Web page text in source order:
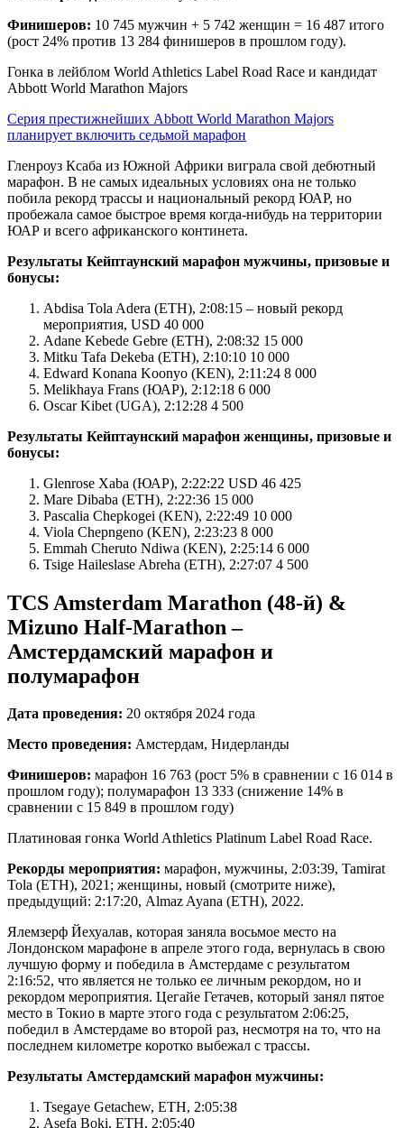
Финишеров: 10 745 мужчин + 5 742 женщин = 16 487 итого
(рост 24% против 13 284 финишеров в прошлом году).
Гонка в лейблом World Athletics Label Road Race и кандидат
Abbott World Marathon Majors
Серия престижнейших Abbott World Marathon Majors
планирует включить седьмой марафон
Гленроуз Ксаба из Южной Африки виграла свой дебютный
марафон. В не самых идеальных условиях она не только
побила рекорд трассы и национальный рекорд ЮАР, но
пробежала самое быстрое время когда-нибудь на территории
ЮАР и всего африканского континета.
Результаты Кейптаунский марафон мужчины, призовые и
бонусы:
Abdisa Tola Adera (ETH), 2:08:15 – новый рекорд
мероприятия, USD 40 000
Adane Kebede Gebre (ETH), 2:08:32 15 000
Mitku Tafa Dekeba (ETH), 2:10:10 10 000
Edward Konana Koonyo (KEN), 2:11:24 8 000
Melikhaya Frans (ЮАР), 2:12:18 6 000
Oscar Kibet (UGA), 2:12:28 4 500
Результаты Кейптаунский марафон женщины, призовые и
бонусы:
Glenrose Xaba (ЮАР), 2:22:22 USD 46 425
Mare Dibaba (ETH), 2:22:36 15 000
Pascalia Chepkogei (KEN), 2:22:49 10 000
Viola Chepngeno (KEN), 2:23:23 8 000
Emmah Cheruto Ndiwa (KEN), 2:25:14 6 000
Tsige Haileslase Abreha (ETH), 2:27:07 4 500
TCS Amsterdam Marathon (48-й) &
Mizuno Half-Marathon –
Амстердамский марафон и
полумарафон
Дата проведения: 20 октября 2024 года
Место проведения: Амстердам, Нидерланды
Финишеров: марафон 16 763 (рост 5% в сравнении с 16 014 в
прошлом году); полумарафон 13 333 (снижение 14% в
сравнении с 15 849 в прошлом году)
Платиновая гонка World Athletics Platinum Label Road Race.
Рекорды мероприятия: марафон, мужчины, 2:03:39, Tamirat
Tola (ETH), 2021; женщины, новый (смотрите ниже),
предыдущий: 2:17:20, Almaz Ayana (ETH), 2022.
Ялемзерф Йехуалав, которая заняла восьмое место на
Лондонском марафоне в апреле этого года, вернулась в свою
лучшую форму и победила в Амстердаме с результатом
2:16:52, что является не только ее личным рекордом, но и
рекордом мероприятия. Цегайе Гетачев, который занял пятое
место в Токио в марте этого года с результатом 2:06:25,
победил в Амстердаме во второй раз, несмотря на то, что на
последнем километре коротко выбежал с трассы.
Результаты Амстердамский марафон мужчины:
Tsegaye Getachew, ETH, 2:05:38
Asefa Boki, ETH, 2:05:40